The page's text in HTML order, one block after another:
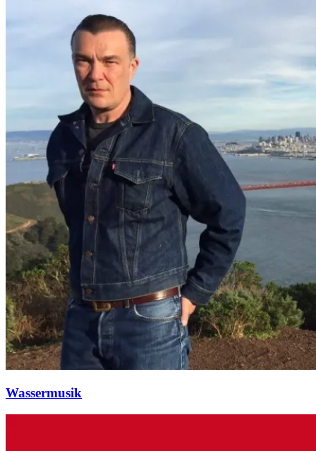
Wassermusik